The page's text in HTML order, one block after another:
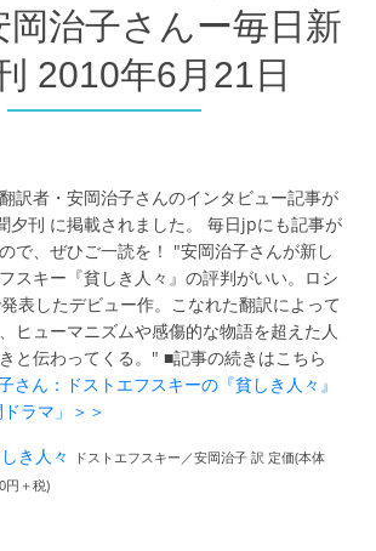
岡治子さんー毎日新
2010年6月21日
訳者・安岡治子さんのインタビュー記事が
夕刊 に掲載されました。 毎日jpにも記事が
で、ぜひご一読を！ "安岡治子さんが新し
スキー『貧しき人々』の評判がいい。ロシ
表したデビュー作。こなれた翻訳によって
ヒューマニズムや感傷的な物語を超えた人
と伝わってくる。" ■記事の続きはこちら
ん：ドストエフスキーの『貧しき人々』
ラマ」＞＞
き人々
ドストエフスキー／安岡治子 訳 定価(本体
円＋税)